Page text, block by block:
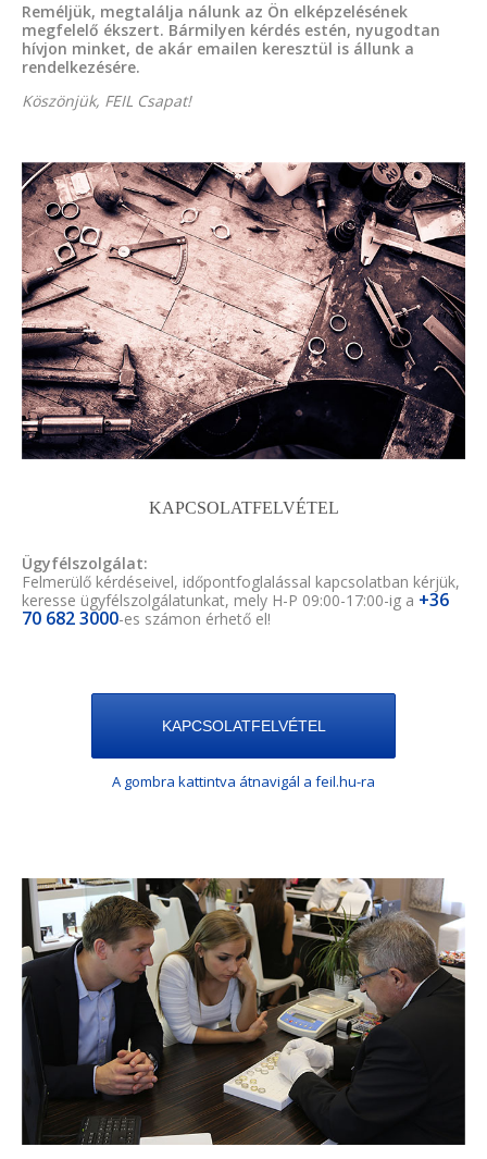
Reméljük, megtalálja nálunk az Ön elképzelésének
megfelelő ékszert. Bármilyen kérdés estén, nyugodtan
hívjon minket, de akár emailen keresztül is állunk a
rendelkezésére.
Köszönjük, FEIL Csapat!
KAPCSOLATFELVÉTEL
Ügyfélszolgálat:
Felmerülő kérdéseivel, időpontfoglalással kapcsolatban kérjük,
keresse ügyfélszolgálatunkat, mely H-P 09:00-17:00-ig a +36
70 682 3000-es számon érhető el!
KAPCSOLATFELVÉTEL
A gombra kattintva átnavigál a feil.hu-ra